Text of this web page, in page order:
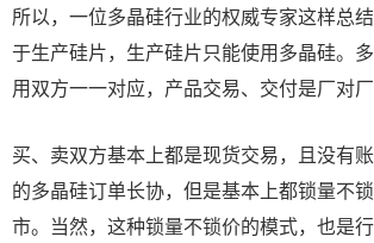
所以，一位多晶硅行业的权威专家这样总
于生产硅片，生产硅片只能使用多晶硅。
用双方一一对应，产品交易、交付是厂对厂
买、卖双方基本上都是现货交易，且没有
的多晶硅订单长协，但是基本上都锁量不
市。当然，这种锁量不锁价的模式，也是